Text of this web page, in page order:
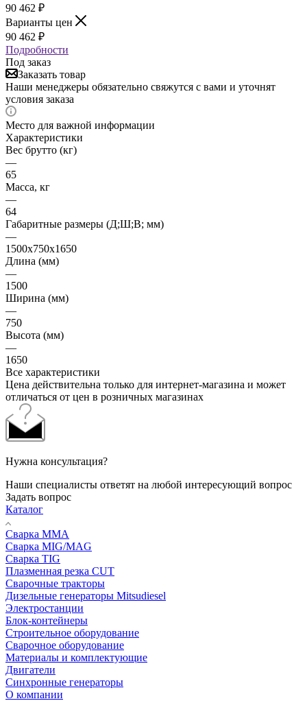
90 462 ₽
Варианты цен
90 462 ₽
Подробности
Под заказ
Заказать товар
Наши менеджеры обязательно свяжутся с вами и уточнят
условия заказа
Место для важной информации
Характеристики
Вес брутто (кг)
—
65
Масса, кг
—
64
Габаритные размеры (Д;Ш;В; мм)
—
1500х750х1650
Длина (мм)
—
1500
Ширина (мм)
—
750
Высота (мм)
—
1650
Все характеристики
Цена действительна только для интернет-магазина и может
отличаться от цен в розничных магазинах
Нужна консультация?
Наши специалисты ответят на любой интересующий вопрос
Задать вопрос
Каталог
Сварка MMA
Сварка MIG/MAG
Сварка TIG
Плазменная резка CUT
Сварочные тракторы
Дизельные генераторы Mitsudiesel
Электростанции
Блок-контейнеры
Строительное оборудование
Сварочное оборудование
Материалы и комплектующие
Двигатели
Синхронные генераторы
О компании